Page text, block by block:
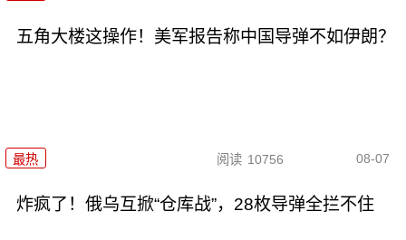
五角大楼这操作！美军报告称中国导弹不如伊朗？
最热 阅读 10756 08-07
炸疯了！俄乌互掀“仓库战”，28枚导弹全拦不住